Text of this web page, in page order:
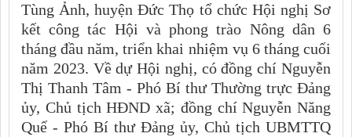
Tùng Ảnh, huyện Đức Thọ tổ chức Hội nghị Sơ
kết công tác Hội và phong trào Nông dân 6
tháng đầu năm, triển khai nhiệm vụ 6 tháng cuối
năm 2023. Về dự Hội nghị, có đồng chí Nguyễn
Thị Thanh Tâm - Phó Bí thư Thường trực Đảng
ủy, Chủ tịch HĐND xã; đồng chí Nguyễn Năng
Quế - Phó Bí thư Đảng ủy, Chủ tịch UBMTTQ